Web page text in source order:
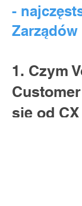
-
Zarządów
1. Czym
się od